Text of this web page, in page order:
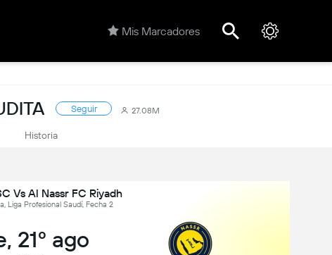
Mis Marcadores
Seguir 27.08M
Historia
Vs Al Nassr FC Riyadh
Liga Profesional Saudí, Fecha 2
21º ago